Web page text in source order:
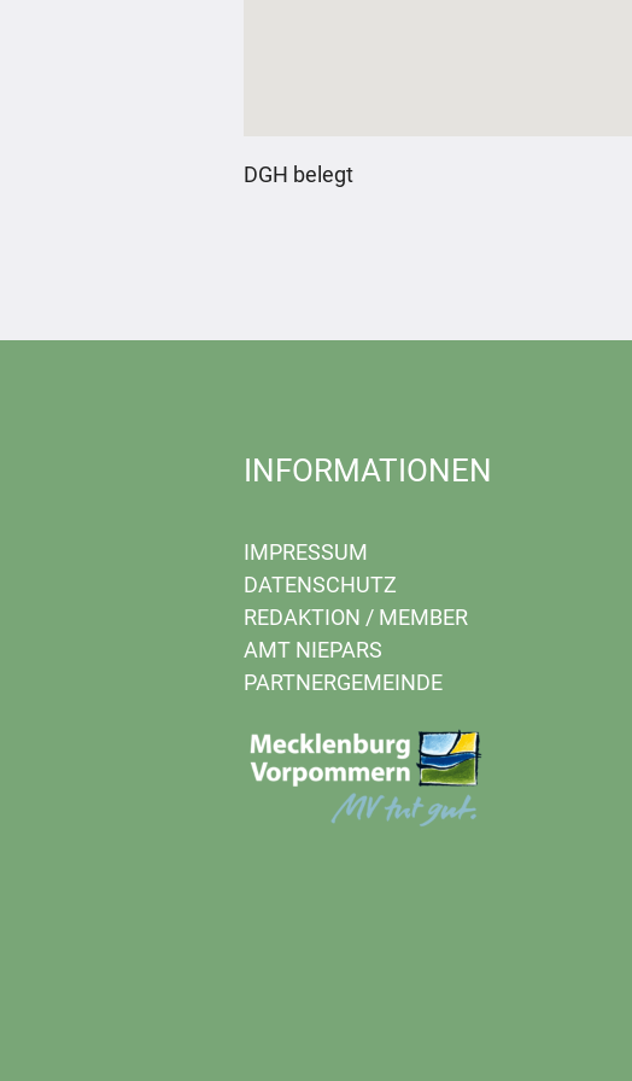
DGH belegt
INFORMATIONEN
IMPRESSUM
DATENSCHUTZ
REDAKTION / MEMBER
AMT NIEPARS
PARTNERGEMEINDE